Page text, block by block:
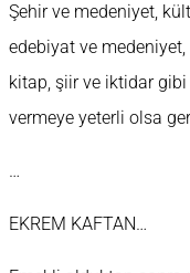
Şehir ve medeniyet,
edebiyat ve
kitap, şiir ve iktidar
vermeye yeterli olsa
…
EKREM KAFTAN…